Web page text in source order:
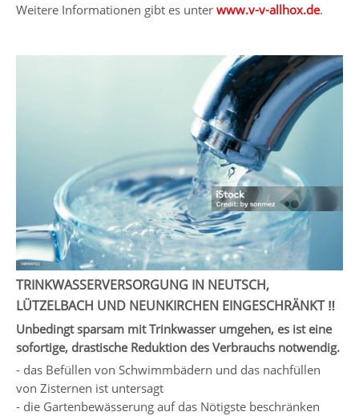
Weitere Informationen gibt es unter www.v-v-allhox.de.
TRINKWASSERVERSORGUNG IN NEUTSCH,
LÜTZELBACH UND NEUNKIRCHEN EINGESCHRÄNKT ‼️
Unbedingt sparsam mit Trinkwasser umgehen, es ist eine
sofortige, drastische Reduktion des Verbrauchs notwendig.
- das Befüllen von Schwimmbädern und das nachfüllen
von Zisternen ist untersagt
- die Gartenbewässerung auf das Nötigste beschränken